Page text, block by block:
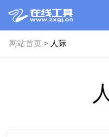
网站首页> 人际